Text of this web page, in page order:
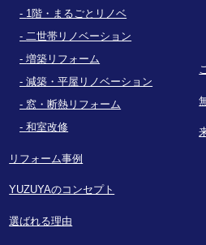
1階・まるごとリノベ
二世帯リノベーション
増築リフォーム
減築・平屋リノベーション
窓・断熱リフォーム
和室改修
リフォーム事例
YUZUYAのコンセプト
選ばれる理由